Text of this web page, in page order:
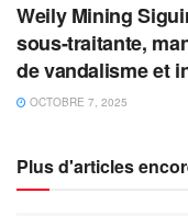
Weily Mining
sous-traitante,
de vandalisme et
OCTOBRE 7, 2025
Plus d'articles